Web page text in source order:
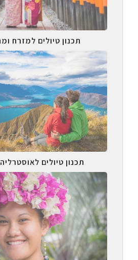
תכנון טיולים למזרח
תכנון טיולים לאוסטרליה